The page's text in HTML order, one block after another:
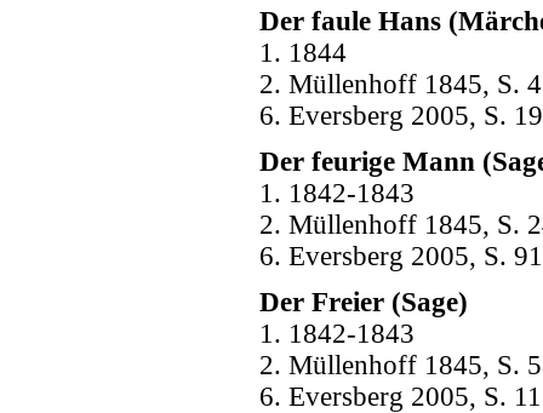
Der faule Hans
1. 1844
2. Müllenhoff 1845, S.
6. Eversberg 2005, S.
Der feurige Mann
1. 1842-1843
2. Müllenhoff 1845, S.
6. Eversberg 2005, S. 91
Der Freier (Sage)
1. 1842-1843
2. Müllenhoff 1845, S.
6. Eversberg 2005, S.